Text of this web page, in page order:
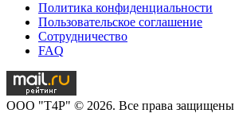
Политика конфиденциальности
Пользовательское соглашение
Сотрудничество
FAQ
OOO "T4P" © 2026. Все права защищены